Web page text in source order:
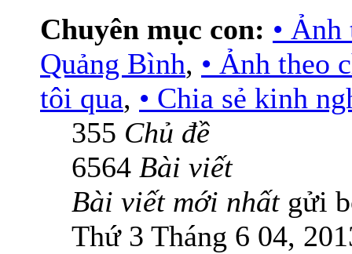
Chuyên mục con: •
Quảng Bình, • Ảnh theo
tôi qua, • Chia sẻ kinh
355 Chủ đề
6564 Bài viết
Bài viết mới nhấtgửi
Thứ 3 Tháng 6 04,